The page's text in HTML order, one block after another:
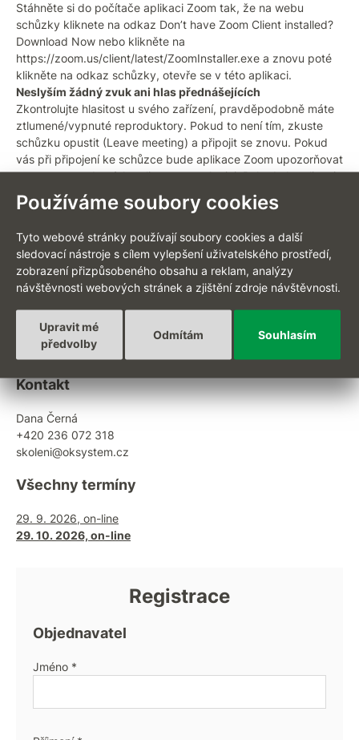
Používáme soubory cookies
Tyto webové stránky používají soubory cookies a další
sledovací nástroje s cílem vylepšení uživatelského prostředí,
zobrazení přizpůsobeného obsahu a reklam, analýzy
návštěvnosti webových stránek a zjištění zdroje návštěvnosti.
Souhlasím
Odmítám
Upravit mé
předvolby
Stáhněte si do počítače aplikaci Zoom tak, že na webu
schůzky kliknete na odkaz Don’t have Zoom Client installed?
Download Now nebo klikněte na
https://zoom.us/client/latest/ZoomInstaller.exe a znovu poté
klikněte na odkaz schůzky, otevře se v této aplikaci.
Neslyším žádný zvuk ani hlas přednášejících
Zkontrolujte hlasitost u svého zařízení, pravděpodobně máte
ztlumené/vypnuté reproduktory. Pokud to není tím, zkuste
schůzku opustit (Leave meeting) a připojit se znovu. Pokud
vás při připojení ke schůzce bude aplikace Zoom upozorňovat
na nutnost updatu/aktualizace, povolte jej. Pokud aktualizaci
zamítnete, může to být příčina toho, že se vám nepřipojil zvuk
schůzky.
Přizpůsobte si velikost okna prezentace a přednášející přes
tlačítko View v rohu obrazovky, popřípadě roztažením okna,
které chcete vidět jako hlavní.
Cena: 1 900 Kčza osobu bez DPH
Kontakt
Dana Černá
+420 236 072 318
skoleni@oksystem.cz
Všechny termíny
29. 9. 2026, on-line
29. 10. 2026, on-line
Registrace
Objednavatel
Jméno *